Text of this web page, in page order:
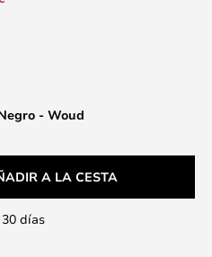
- Woud
A LA CESTA
días